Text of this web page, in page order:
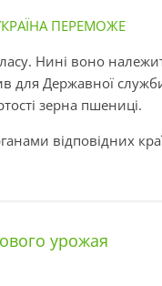
ПЕРЕМОЖЕ
Нині воно
для Державної
зерна пшениці.
відповідних
урожая